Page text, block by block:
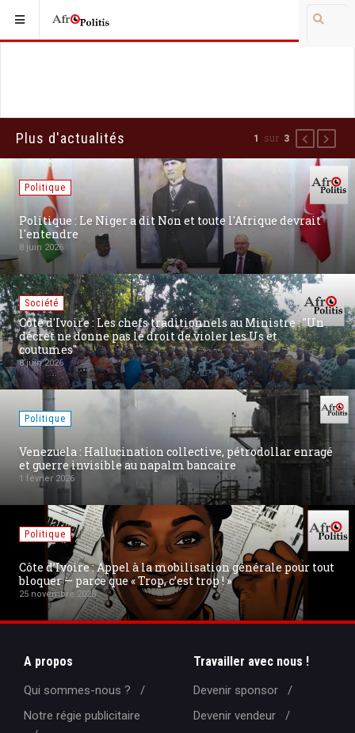
Plus d'actualités
Politique
Politique : Le Niger a dit Non et toute l'Afrique devrait
l'entendre
8 juin 2026
Société
Côte d'Ivoire : Les chefs traditionnels au Ministre : "Un
décret ne donne pas le droit de violer les Us et
coutumes"
8 juin 2026
Politique
Venezuela : Hallucination collective, pétrodollar enragé
et guerre invisible au napalm bancaire
1 février 2026
Politique
Côte d’Ivoire : Appel à la mobilisation générale pour tout
bloquer — parce que « Trop, c’est trop ! »
25 novembre 2025
1 sur 3 Précédent
A propos
Qui sommes-nous ?
Notre régie publicitaire
Travailler avec nous !
Devenir sponsor
Devenir vendeur